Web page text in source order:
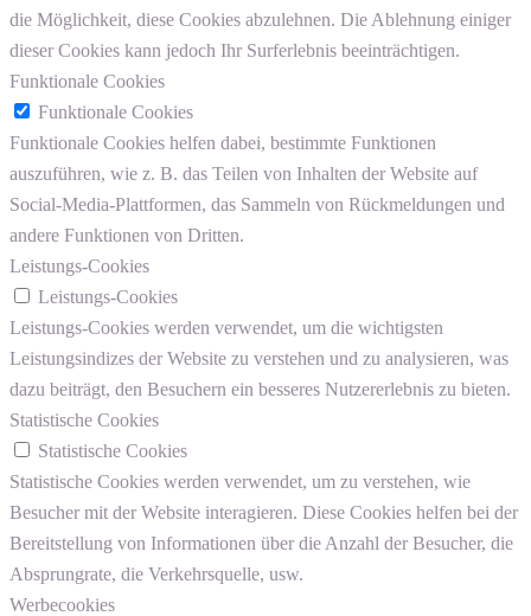
die Möglichkeit, diese Cookies abzulehnen. Die Ablehnung einiger
dieser Cookies kann jedoch Ihr Surferlebnis beeinträchtigen.
Funktionale Cookies
Funktionale Cookies
Funktionale Cookies helfen dabei, bestimmte Funktionen
auszuführen, wie z. B. das Teilen von Inhalten der Website auf
Social-Media-Plattformen, das Sammeln von Rückmeldungen und
andere Funktionen von Dritten.
Leistungs-Cookies
Leistungs-Cookies
Leistungs-Cookies werden verwendet, um die wichtigsten
Leistungsindizes der Website zu verstehen und zu analysieren, was
dazu beiträgt, den Besuchern ein besseres Nutzererlebnis zu bieten.
Statistische Cookies
Statistische Cookies
Statistische Cookies werden verwendet, um zu verstehen, wie
Besucher mit der Website interagieren. Diese Cookies helfen bei der
Bereitstellung von Informationen über die Anzahl der Besucher, die
Absprungrate, die Verkehrsquelle, usw.
Werbecookies